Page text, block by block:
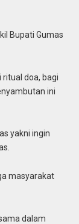
Bupati Gumas
doa, bagi
ini
yakni ingin
masyarakat
dalam